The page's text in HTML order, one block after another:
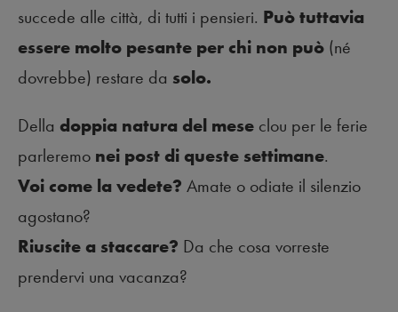
succede alle città, di tutti i pensieri. Può tuttavia
essere molto pesante per chi non può (né
dovrebbe) restare da solo.
Della doppia natura del mese clou per le ferie
parleremo nei post di queste settimane.
Voi come la vedete? Amate o odiate il silenzio
agostano?
Riuscite a staccare? Da che cosa vorreste
prendervi una vacanza?